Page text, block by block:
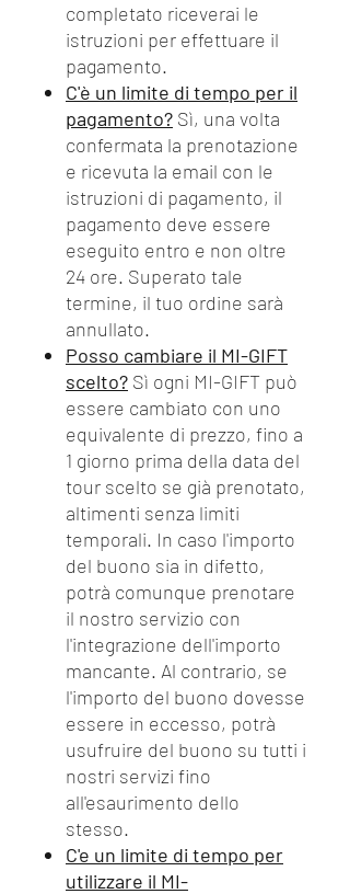
completato riceverai le
istruzioni per effettuare il
pagamento.
C'è un limite di tempo per il
pagamento? Sì, una volta
confermata la prenotazione
e ricevuta la email con le
istruzioni di pagamento, il
pagamento deve essere
eseguito entro e non oltre
24 ore. Superato tale
termine, il tuo ordine sarà
annullato.
Posso cambiare il MI-GIFT
scelto? Sì ogni MI-GIFT può
essere cambiato con uno
equivalente di prezzo, fino a
1 giorno prima della data del
tour scelto se già prenotato,
altimenti senza limiti
temporali. In caso l'importo
del buono sia in difetto,
potrà comunque prenotare
il nostro servizio con
l'integrazione dell'importo
mancante. Al contrario, se
l'importo del buono dovesse
essere in eccesso, potrà
usufruire del buono su tutti i
nostri servizi fino
all'esaurimento dello
stesso.
C'e un limite di tempo per
utilizzare il MI-